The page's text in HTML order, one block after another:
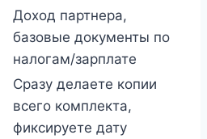
Доход партнера,
базовые документы по
налогам/зарплате
Сразу делаете копии
всего комплекта,
фиксируете дату